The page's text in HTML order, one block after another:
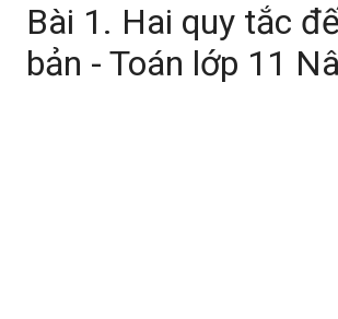
Bài 1. Hai quy tắc
bản - Toán lớp 11